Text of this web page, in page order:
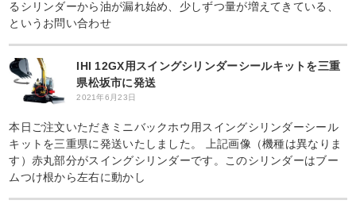
るシリンダーから油が漏れ始め、少しずつ量が増えてきている、
というお問い合わせ
IHI 12GX用スイングシリンダーシールキットを三重
県松坂市に発送
2021年6月23日
本日ご注文いただきミニバックホウ用スイングシリンダーシール
キットを三重県に発送いたしました。 上記画像（機種は異なりま
す）赤丸部分がスイングシリンダーです。このシリンダーはブー
ムつけ根から左右に動かし